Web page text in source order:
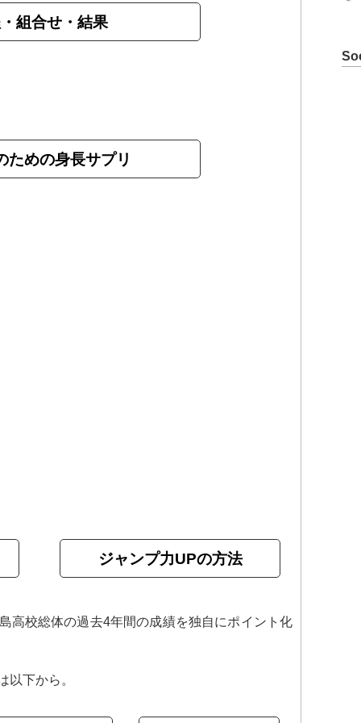
組合せ・結果
ための身長サプリ
ジャンプ力UPの方法
高校総体の過去4年間の成績を独自にポイント化
以下から。